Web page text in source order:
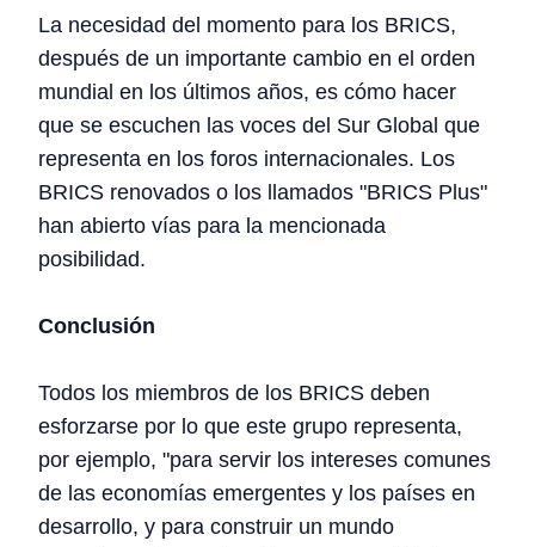
La necesidad del momento para los BRICS,
después de un importante cambio en el orden
mundial en los últimos años, es cómo hacer
que se escuchen las voces del Sur Global que
representa en los foros internacionales. Los
BRICS renovados o los llamados "BRICS Plus"
han abierto vías para la mencionada
posibilidad.
Conclusión
Todos los miembros de los BRICS deben
esforzarse por lo que este grupo representa,
por ejemplo, "para servir los intereses comunes
de las economías emergentes y los países en
desarrollo, y para construir un mundo